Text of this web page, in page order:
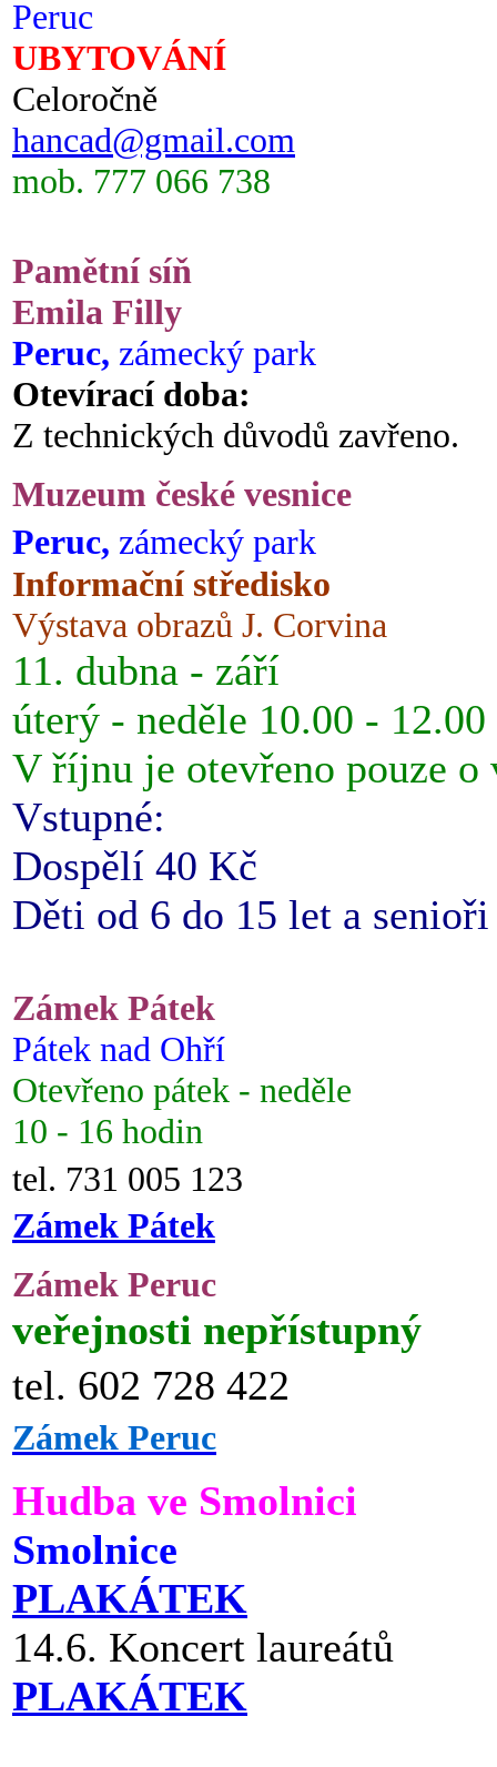
Peruc
UBYTOVÁNÍ
Celoročně
hancad@gmail.com
mob. 777 066 738
Pamětní síň
Emila Filly
Peruc, zámecký park
Otevírací doba:
Z technických důvodů zavřeno.
Muzeum české vesnice
Peruc, zámecký park
Informační středisko
Výstava obrazů J. Corvina
11. dubna - září
úterý - neděle 10.00 -
V říjnu je otevřeno pouze o
Vstupné:
Dospělí 40 Kč
Děti od 6 do 15 let a
Zámek Pátek
Pátek nad Ohří
Otevřeno pátek - neděle
10 - 16 hodin
tel. 731 005 123
Zámek Pátek
Zámek Peruc
veřejnosti nepřístupný
tel. 602 728 422
Zámek Peruc
Hudba ve Smolnici
Smolnice
PLAKÁTEK
14.6. Koncert laureátů
PLAKÁTEK